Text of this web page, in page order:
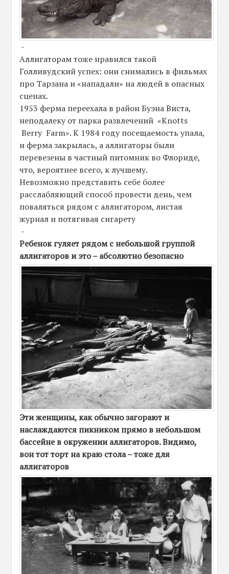
-
Аллигаторам тоже нравился такой
Голливудский успех: они снимались в фильмах
про Тарзана и «нападали» на людей в опасных
сценах.
1953 ферма переехала в район Буэна Виста,
неподалеку от парка развлечений «Knotts
Berry Farm». К 1984 году посещаемость упала,
и ферма закрылась, а аллигаторы были
перевезены в частный питомник во Флориде,
что, вероятнее всего, к лучшему.
Невозможно представить себе более
расслабляющий способ провести день, чем
поваляться рядом с аллигатором, листая
журнал и потягивая сигарету
-
Ребенок гуляет рядом с небольшой группой
аллигаторов и это – абсолютно безопасно
Эти женщины, как обычно загорают и
наслаждаются пикником прямо в небольшом
бассейне в окружении аллигаторов. Видимо,
вон тот торт на краю стола – тоже для
аллигаторов